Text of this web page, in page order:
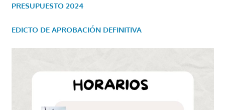
PRESUPUESTO 2024
EDICTO DE APROBACIÓN DEFINITIVA